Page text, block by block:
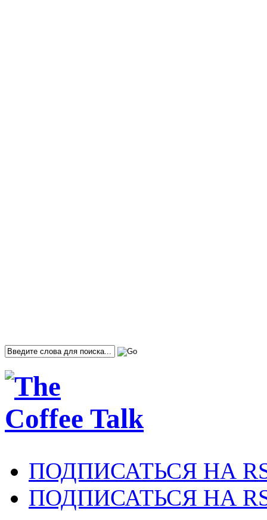
ПОДПИСАТЬСЯ НА
ПОДПИСАТЬСЯ НА